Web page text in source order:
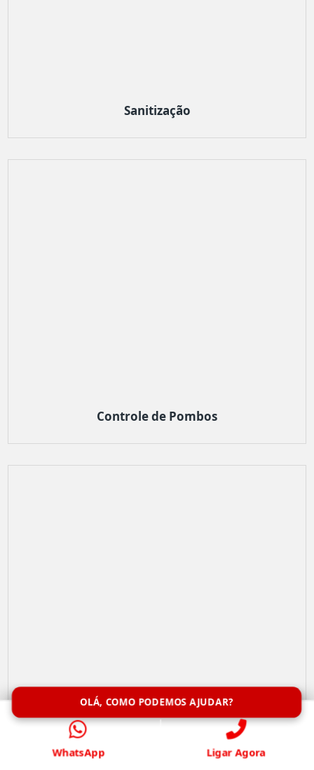
Sanitização
Controle de Pombos
Remoção de Abelhas
OLÁ, COMO PODEMOS AJUDAR?
WhatsApp Ligar Agora